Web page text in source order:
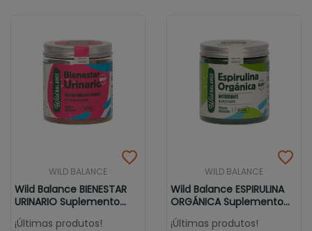
WILD BALANCE
Wild Balance BIENESTAR
URINARIO Suplemento
Para...
¡Últimas produtos!
WILD BALANCE
Wild Balance ESPIRULINA
ORGÁNICA Suplemento
Para...
¡Últimas produtos!